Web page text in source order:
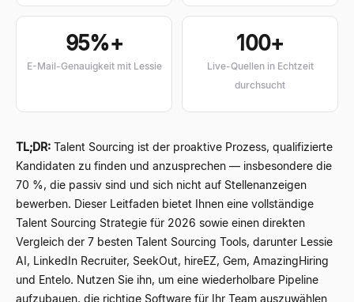
95%+
E-Mail-Genauigkeit mit Lessie
100+
Live-Quellen in Echtzeit
durchsucht
TL;DR: Talent Sourcing ist der proaktive Prozess, qualifizierte
Kandidaten zu finden und anzusprechen — insbesondere die
70 %, die passiv sind und sich nicht auf Stellenanzeigen
bewerben. Dieser Leitfaden bietet Ihnen eine vollständige
Talent Sourcing Strategie für 2026 sowie einen direkten
Vergleich der 7 besten Talent Sourcing Tools, darunter Lessie
AI, LinkedIn Recruiter, SeekOut, hireEZ, Gem, AmazingHiring
und Entelo. Nutzen Sie ihn, um eine wiederholbare Pipeline
aufzubauen, die richtige Software für Ihr Team auszuwählen